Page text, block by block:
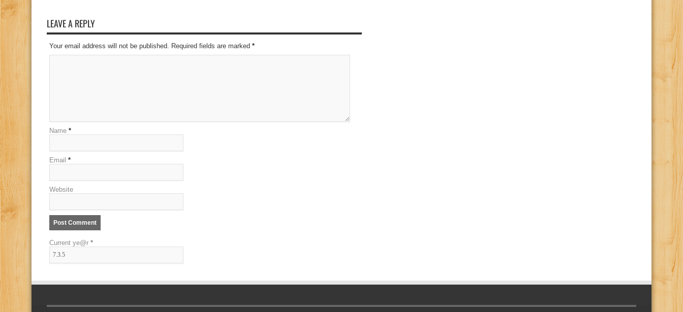
LEAVE A REPLY
Your email address will not be published. Required fields are marked *
Name *
Email *
Website
Current ye@r *